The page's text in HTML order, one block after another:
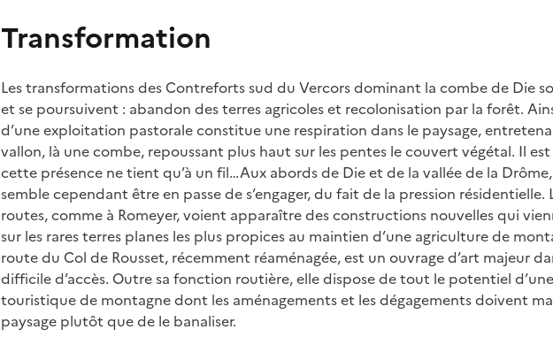
Transformation
Les transformations des Contreforts sud du Vercors dominant la combe de Die
et se poursuivent : abandon des terres agricoles et recolonisation par la forêt.
d’une exploitation pastorale constitue une respiration dans le paysage,
vallon, là une combe, repoussant plus haut sur les pentes le couvert végétal. Il
cette présence ne tient qu’à un fil…Aux abords de Die et de la vallée de la
semble cependant être en passe de s’engager, du fait de la pression résidentielle.
routes, comme à Romeyer, voient apparaître des constructions nouvelles qui
sur les rares terres planes les plus propices au maintien d’une agriculture de
route du Col de Rousset, récemment réaménagée, est un ouvrage d’art majeur
difficile d’accès. Outre sa fonction routière, elle dispose de tout le potentiel
touristique de montagne dont les aménagements et les dégagements doivent
paysage plutôt que de le banaliser.